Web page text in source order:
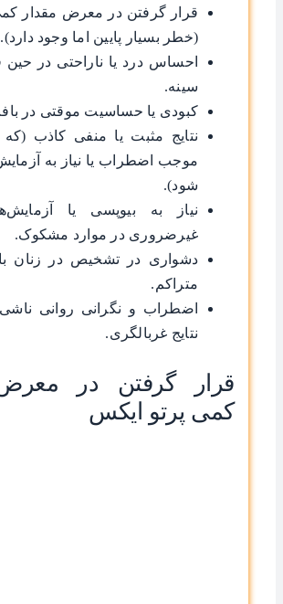
قرار گرفتن در معرض مقدار
(خطر بسیار پایین اما وجود دارد).
احساس درد یا ناراحتی در
سینه.
کبودی یا حساسیت موقتی در
نتایج مثبت یا منفی کاذب
موجب اضطراب یا نیاز به
شود).
نیاز به بیوپسی یا
غیرضروری در موارد مشکوک.
دشواری در تشخیص در زنان با
متراکم.
اضطراب و نگرانی روانی ناشی از
نتایج غربالگری.
قرار گرفتن در معرض
کمی پرتو ایکس